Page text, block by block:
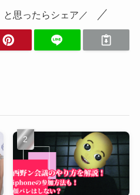
と思ったらシェア／